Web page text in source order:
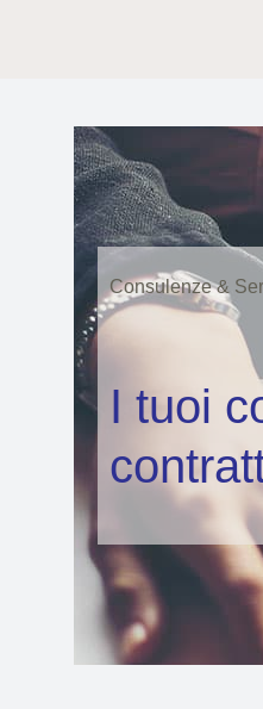
Consulenze &
I tuoi